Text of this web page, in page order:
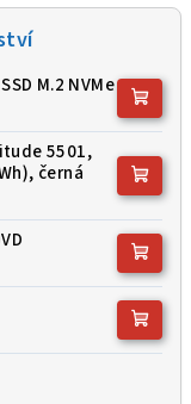
M.2 NVMe
5501,
černá